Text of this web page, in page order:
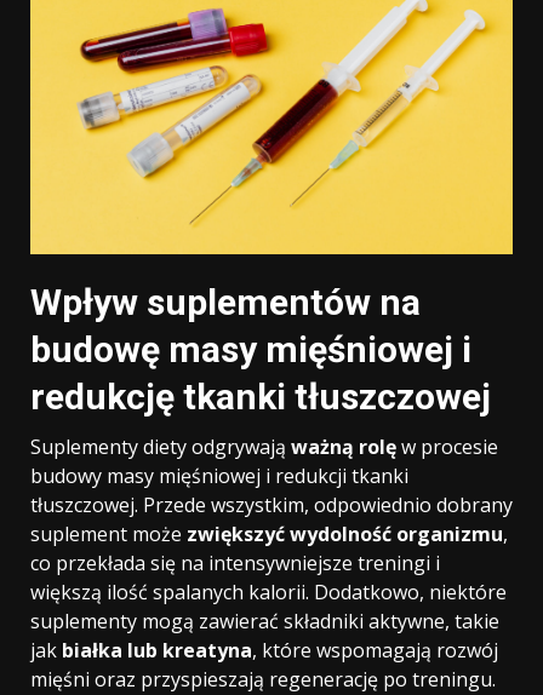
Wpływ suplementów na
budowę masy mięśniowej i
redukcję tkanki tłuszczowej
Suplementy diety odgrywają ważną rolęw procesie
budowy masy mięśniowej i redukcji tkanki
tłuszczowej. Przede wszystkim, odpowiednio dobrany
suplement może zwiększyć wydolność organizmu,
co przekłada się na intensywniejsze treningi i
większą ilość spalanych kalorii. Dodatkowo, niektóre
suplementy mogą zawierać składniki aktywne, takie
jak białka lub kreatyna, które wspomagają rozwój
mięśni oraz przyspieszają regenerację po treningu.